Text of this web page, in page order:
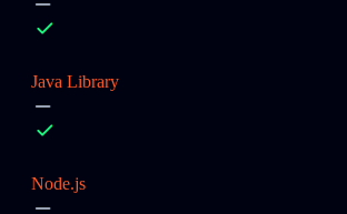
Java Library
Node.js